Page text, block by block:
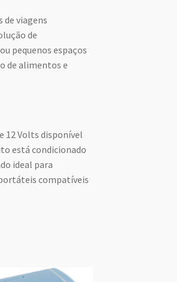
viagens
de
pequenos espaços
de alimentos e
12 Volts disponível
está condicionado
ideal para
compatíveis